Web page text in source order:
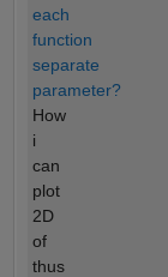
each
function
separate
parameter?
How
i
can
plot
2D
of
thus